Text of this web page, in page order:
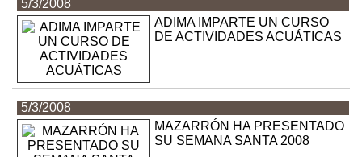
5/3/2008
ADIMA IMPARTE UN CURSO
DE ACTIVIDADES ACUÁTICAS
5/3/2008
MAZARRÓN HA PRESENTADO
SU SEMANA SANTA 2008